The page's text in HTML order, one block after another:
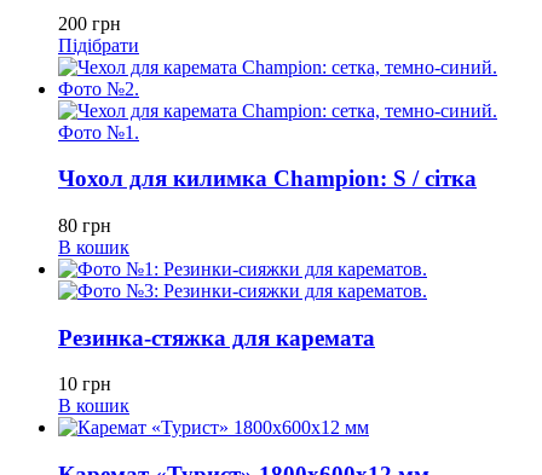
200 грн
Підібрати
Чохол для килимка Champion: S / сітка
80 грн
В кошик
Резинка-стяжка для каремата
10 грн
В кошик